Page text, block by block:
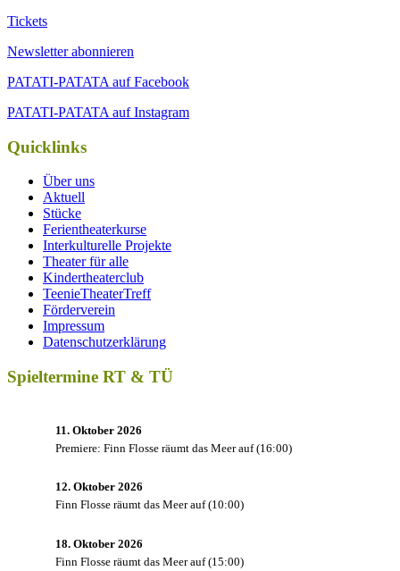
Tickets
Newsletter abonnieren
PATATI-PATATA auf Facebook
PATATI-PATATA auf Instagram
Quicklinks
Über uns
Aktuell
Stücke
Ferientheaterkurse
Interkulturelle Projekte
Theater für alle
Kindertheaterclub
TeenieTheaterTreff
Förderverein
Impressum
Datenschutzerklärung
Spieltermine RT & TÜ
11. Oktober 2026
Premiere: Finn Flosse räumt das Meer auf(16:00)
12. Oktober 2026
Finn Flosse räumt das Meer auf(10:00)
18. Oktober 2026
Finn Flosse räumt das Meer auf(15:00)